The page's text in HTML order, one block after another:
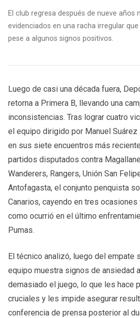
El club regresa después de nueve años
evidenciados en una racha irregular
pese a algunos signos positivos.
Luego de casi una década fuera,
retorna a Primera B, llevando una
inconsistencias. Tras lograr cuatro
el equipo dirigido por Manuel
en sus siete encuentros más
partidos disputados contra
Wanderers, Rangers, Unión San
Antofagasta, el conjunto penquista
Canarios, cayendo en tres
como ocurrió en el último
Pumas.
El técnico analizó, luego del empate
equipo muestra signos de ansiedad
demasiado el juego, lo que les hace
cruciales y les impide asegurar
conferencia de prensa posterior al